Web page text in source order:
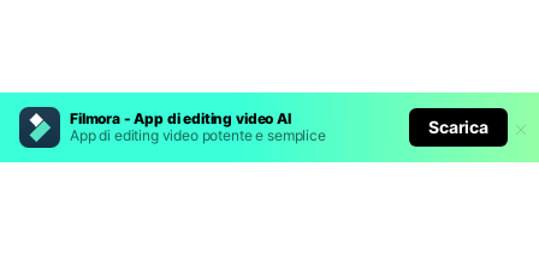
Filmora - App di editing video AI
App di editing video potente e semplice
Scarica